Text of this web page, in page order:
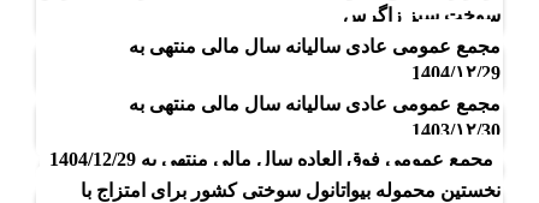
سوخت سبز زاگرس
1
مرداد
مجمع عمومی عادی سالیانه سال مالی منتهی به
1404/۱۲/29
23
تیر
مجمع عمومی عادی سالیانه سال مالی منتهی به
1403/۱۲/30
20
مجمع عمومی فوق العاده سال مالی منتهی به 1404/12/29
نخستین محموله بیواتانول سوختی کشور برای امتزاج با